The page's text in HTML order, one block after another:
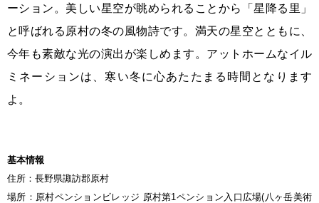
ーション。美しい星空が眺められることから「星降る里」
と呼ばれる原村の冬の風物詩です。満天の星空とともに、
今年も素敵な光の演出が楽しめます。アットホームなイル
ミネーションは、寒い冬に心あたたまる時間となります
よ。
基本情報
住所：長野県諏訪郡原村
場所：原村ペンションビレッジ 原村第1ペンション入口広場(八ヶ岳美術